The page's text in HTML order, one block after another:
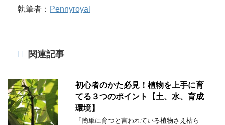
執筆者： Pennyroyal
関連記事
初心者のかた必見！植物を上手に育
てる３つのポイント【土、水、育成
環境】
「簡単に育つと言われている植物さえ枯ら